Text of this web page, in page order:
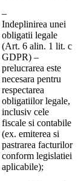
–
Indeplinirea unei
obligatii legale
(Art. 6 alin. 1 lit. c
GDPR) –
prelucrarea este
necesara pentru
respectarea
obligatiilor legale,
inclusiv cele
fiscale si contabile
(ex. emiterea si
pastrarea facturilor
conform legislatiei
aplicabile);